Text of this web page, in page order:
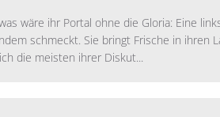
wäre ihr Portal ohne die Gloria: Eine
schmeckt. Sie bringt Frische in ihren
die meisten ihrer Diskut...